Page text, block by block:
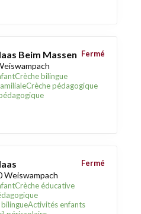
Beim Massen
Crèche bilingue
Crèche pédagogique
Fermé
Weiswampach
Crèche éducative
Activités enfants
Fermé